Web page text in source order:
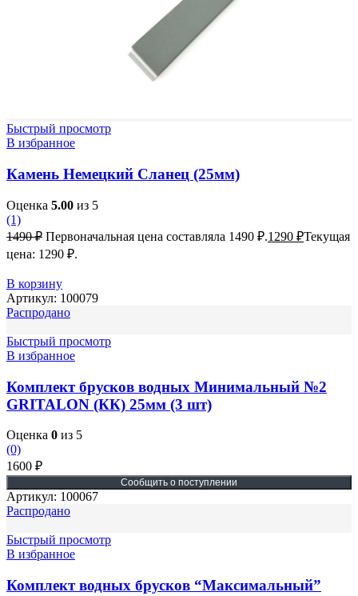
Быстрый просмотр
В избранное
Камень Немецкий Сланец (25мм)
Оценка 5.00 из 5
(1)
1490₽ Первоначальная цена составляла 1490 ₽.1290 ₽Текущая
цена: 1290 ₽.
В корзину
Артикул: 100079
Распродано
Быстрый просмотр
В избранное
Комплект брусков водных Минимальный №2
GRITALON (КК) 25мм (3 шт)
Оценка 0 из 5
(0)
1600 ₽
Артикул: 100067
Распродано
Быстрый просмотр
В избранное
Комплект водных брусков “Максимальный”